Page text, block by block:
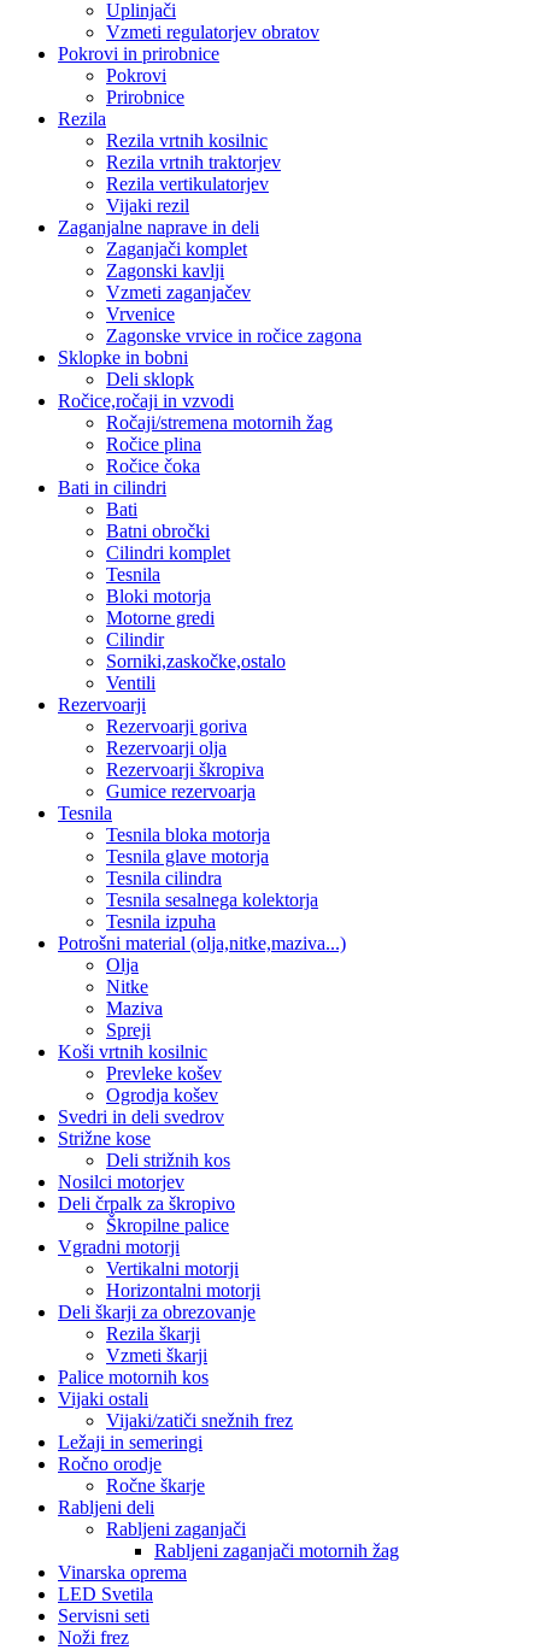
Uplinjači
Vzmeti regulatorjev obratov
Pokrovi in prirobnice
Pokrovi
Prirobnice
Rezila
Rezila vrtnih kosilnic
Rezila vrtnih traktorjev
Rezila vertikulatorjev
Vijaki rezil
Zaganjalne naprave in deli
Zaganjači komplet
Zagonski kavlji
Vzmeti zaganjačev
Vrvenice
Zagonske vrvice in ročice zagona
Sklopke in bobni
Deli sklopk
Ročice,ročaji in vzvodi
Ročaji/stremena motornih žag
Ročice plina
Ročice čoka
Bati in cilindri
Bati
Batni obročki
Cilindri komplet
Tesnila
Bloki motorja
Motorne gredi
Cilindir
Sorniki,zaskočke,ostalo
Ventili
Rezervoarji
Rezervoarji goriva
Rezervoarji olja
Rezervoarji škropiva
Gumice rezervoarja
Tesnila
Tesnila bloka motorja
Tesnila glave motorja
Tesnila cilindra
Tesnila sesalnega kolektorja
Tesnila izpuha
Potrošni material (olja,nitke,maziva...)
Olja
Nitke
Maziva
Spreji
Koši vrtnih kosilnic
Prevleke košev
Ogrodja košev
Svedri in deli svedrov
Strižne kose
Deli strižnih kos
Nosilci motorjev
Deli črpalk za škropivo
Škropilne palice
Vgradni motorji
Vertikalni motorji
Horizontalni motorji
Deli škarji za obrezovanje
Rezila škarji
Vzmeti škarji
Palice motornih kos
Vijaki ostali
Vijaki/zatiči snežnih frez
Ležaji in semeringi
Ročno orodje
Ročne škarje
Rabljeni deli
Rabljeni zaganjači
Rabljeni zaganjači motornih žag
Vinarska oprema
LED Svetila
Servisni seti
Noži frez